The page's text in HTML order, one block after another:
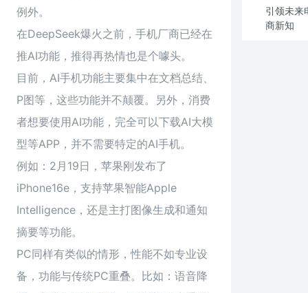
例外。
在DeepSeek爆火之前，手机厂商已经在
推AI功能，推得再热情也是个噱头。
目前，AI手机功能主要集中在文档总结、
P图等，这些功能并不颠覆。另外，消费
者想要使用AI功能，完全可以下载AI大模
型等APP，并不需要特定的AI手机。
例如：2月19日，苹果刚发布了
iPhone16e，支持苹果智能Apple
Intelligence，还是主打图像生成和通知
摘要等功能。
PC同样有类似的情形，性能不如专业设
备，功能与传统PC重叠。比如：语音降
引领未来
商新知